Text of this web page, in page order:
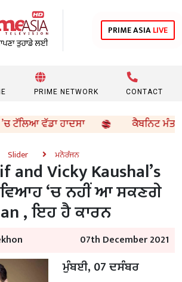
PRIME ASIALIVE
PRIME NETWORK CONTACT
ਵੱਡਾ ਹਾਦਸਾ ਕੈਬਨਿਟ ਮੰਤਰੀ
Slider ਮਨੋਰੰਜਨ
and Vicky Kaushal’s
‘ਚ ਨਹੀਂ ਆ ਸਕਣਗੇ
, ਇਹ ਹੈ ਕਾਰਨ
07th December 2021
ਮੁੰਬਈ, 07 ਦਸੰਬਰ